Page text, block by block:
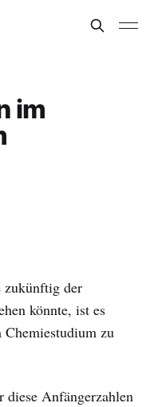
im
zukünftig der
könnte, ist es
zu
diese Anfängerzahlen